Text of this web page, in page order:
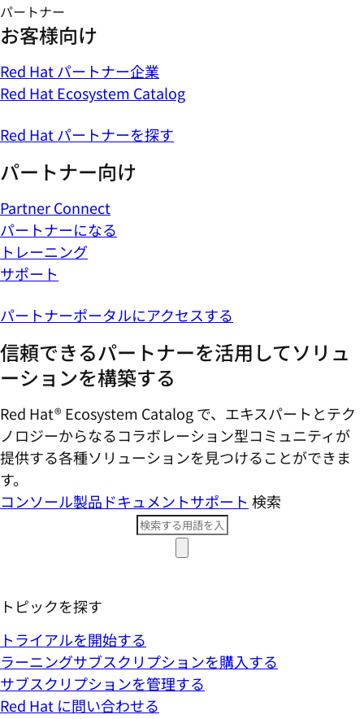
パートナー
お客様向け
Red Hat パートナー企業
Red Hat Ecosystem Catalog
Red Hat パートナーを探す
パートナー向け
Partner Connect
パートナーになる
トレーニング
サポート
パートナーポータルにアクセスする
信頼できるパートナーを活用してソリュ
ーションを構築する
Red Hat® Ecosystem Catalog で、エキスパートとテク
ノロジーからなるコラボレーション型コミ​ュニティが
提供する各種ソリューションを見つけることができま
す。
コンソール製品ドキュメントサポート 検索
トピックを探す
トライアルを開始する
ラーニングサブスクリプションを購入する
サブスクリプションを管理する
Red Hat に問い合わせる